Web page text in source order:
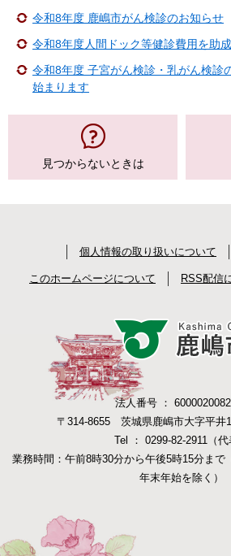
令和8年度 鹿嶋市がん検診のお知らせ
令和8年度人間ドック等健診費用を助
令和8年度 子宮がん検診・乳がん検
始まります
見つからないときは
個人情報の取り扱いについて
このホームページについて RSS配信
法人番号 ：
〒314-8655 茨城県鹿嶋市大字平井
Tel ： 0299-82-2911（代
業務時間：午前8時30分から午後5時15分まで
年末年始を除く）